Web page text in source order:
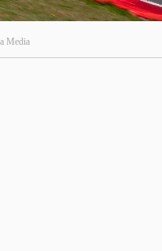
Media